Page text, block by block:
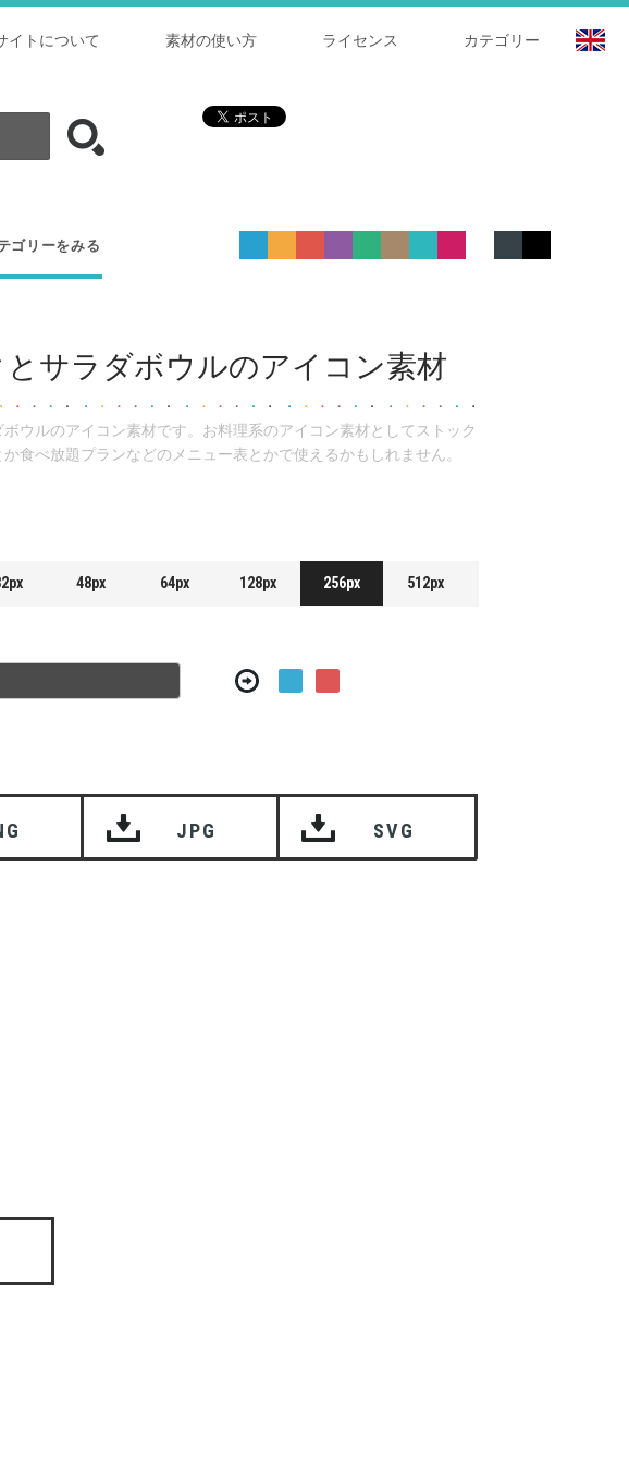
カテゴリー
ライセンス
素材の使い方
イトについて
ゴリーをみる
とサラダボウルのアイコン素材
ウルのアイコン素材です。お料理系のアイコン素材としてストック
食べ放題プランなどのメニュー表とかで使えるかもしれません。
48px 64px 128px 256px 512px
JPG SVG